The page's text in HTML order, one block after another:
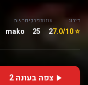
דירוג
⭐ 7.0/10
עונות
2
פרקים
25
רשת
mako
צפה בעונה 2